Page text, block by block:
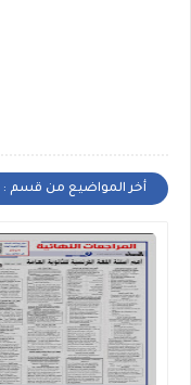
أخر المواضيع من قسم :